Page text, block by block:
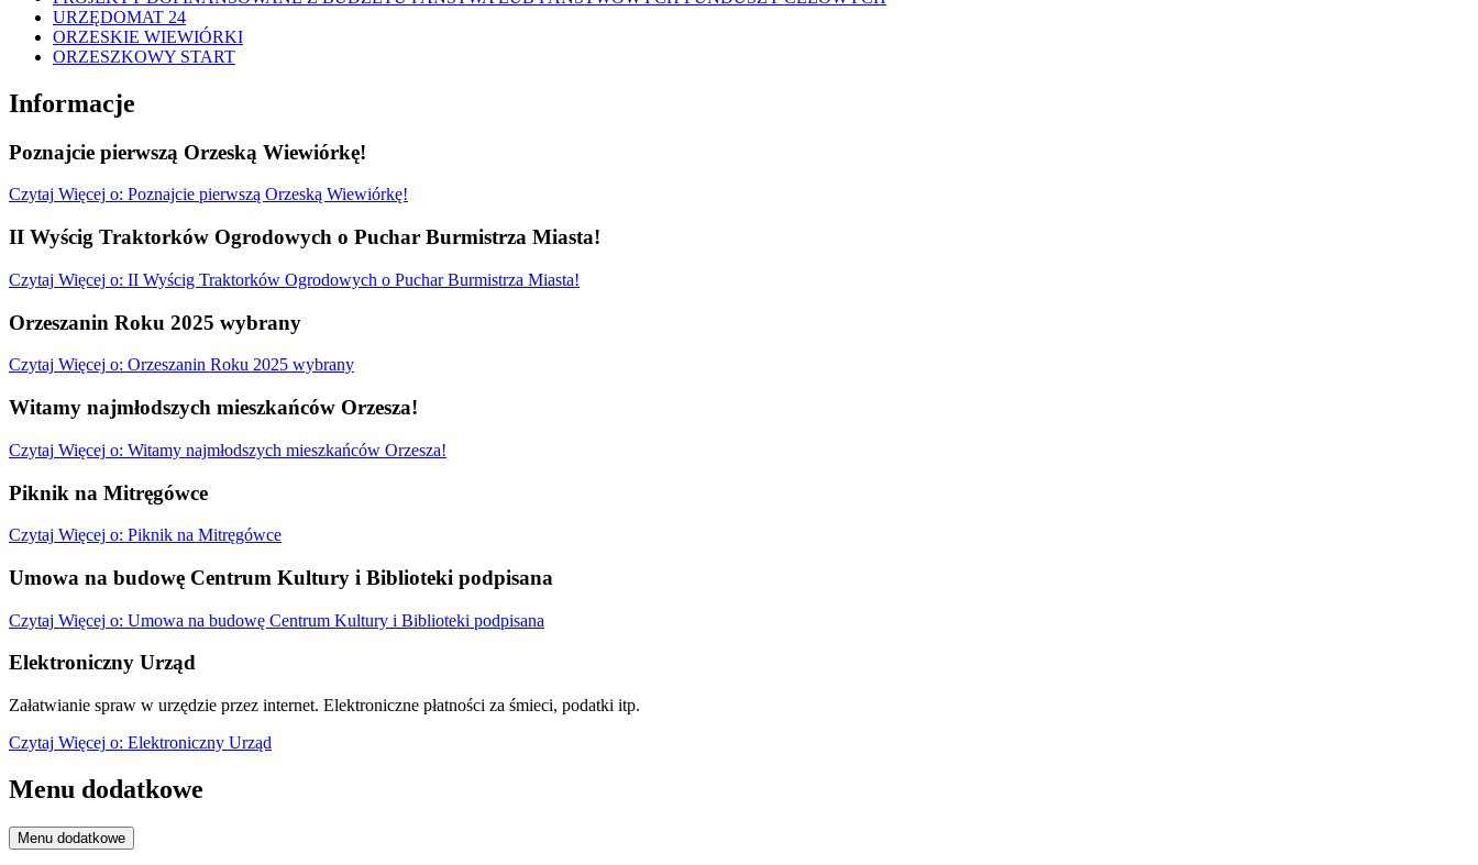
URZĘDOMAT 24
ORZESKIE WIEWIÓRKI
ORZESZKOWY START
Informacje
Poznajcie pierwszą Orzeską Wiewiórkę!
Czytaj Więcej o: Poznajcie pierwszą Orzeską Wiewiórkę!
II Wyścig Traktorków Ogrodowych o Puchar Burmistrza Miasta!
Czytaj Więcej o: II Wyścig Traktorków Ogrodowych o Puchar Burmistrza Miasta!
Orzeszanin Roku 2025 wybrany
Czytaj Więcej o: Orzeszanin Roku 2025 wybrany
Witamy najmłodszych mieszkańców Orzesza!
Czytaj Więcej o: Witamy najmłodszych mieszkańców Orzesza!
Piknik na Mitręgówce
Czytaj Więcej o: Piknik na Mitręgówce
Umowa na budowę Centrum Kultury i Biblioteki podpisana
Czytaj Więcej o: Umowa na budowę Centrum Kultury i Biblioteki podpisana
Elektroniczny Urząd
Załatwianie spraw w urzędzie przez internet. Elektroniczne płatności za śmieci, podatki itp.
Czytaj Więcej o: Elektroniczny Urząd
Menu dodatkowe
Menu dodatkowe